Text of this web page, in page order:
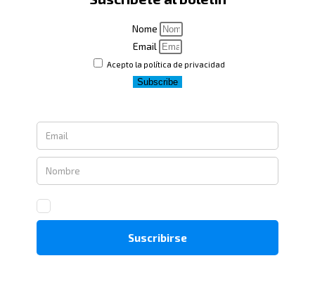
Nome
Email
Acepto la política de privacidad
Subscribe